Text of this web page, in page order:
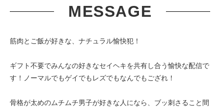
MESSAGE
筋肉とご飯が好きな、ナチュラル愉快犯！
ギフト不要でみんなの好きなセイヘキを共有し合う愉快な配信で
す！ノーマルでもゲイでもレズでもなんでもござれ！
骨格が太めのムチムチ男子が好きな人になら、ブッ刺さること間